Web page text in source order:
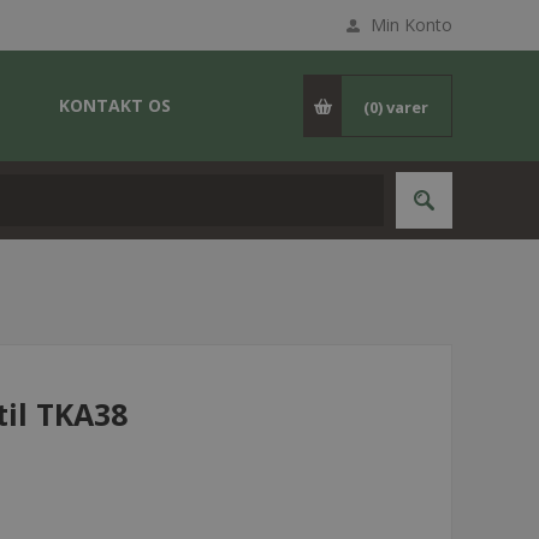
Min Konto
KONTAKT OS (0)varer
TKA38